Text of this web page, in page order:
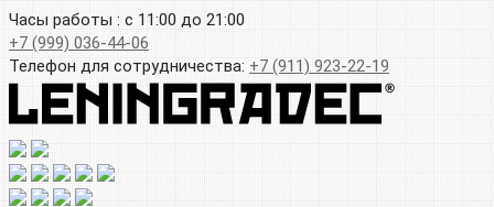
Часы работы : с 11:00 до 21:00
+7 (999) 036-44-06
Телефон для сотрудничества: +7 (911) 923-22-19